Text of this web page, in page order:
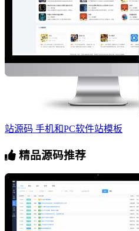
站源码 手机和PC软件站模板
精品源码推荐